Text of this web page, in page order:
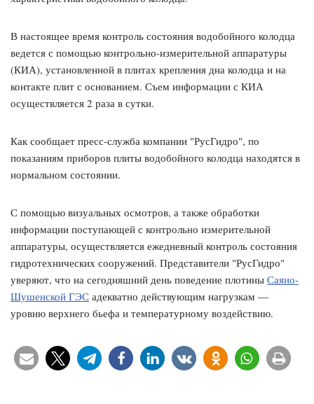
В настоящее время контроль состояния водобойного колодца
ведется с помощью контрольно-измерительной аппаратуры
(КИА), установленной в плитах крепления дна колодца и на
контакте плит с основанием. Съем информации с КИА
осуществляется 2 раза в сутки.
Как сообщает пресс-служба компании "РусГидро", по
показаниям приборов плиты водобойного колодца находятся в
нормальном состоянии.
С помощью визуальных осмотров, а также обработки
информации поступающей с контрольно измерительной
аппаратуры, осуществляется ежедневный контроль состояния
гидротехнических сооружений. Представители "РусГидро"
уверяют, что на сегодняшний день поведение плотины Саяно-
Шушенской ГЭС адекватно действующим нагрузкам —
уровню верхнего бьефа и температурному воздействию.